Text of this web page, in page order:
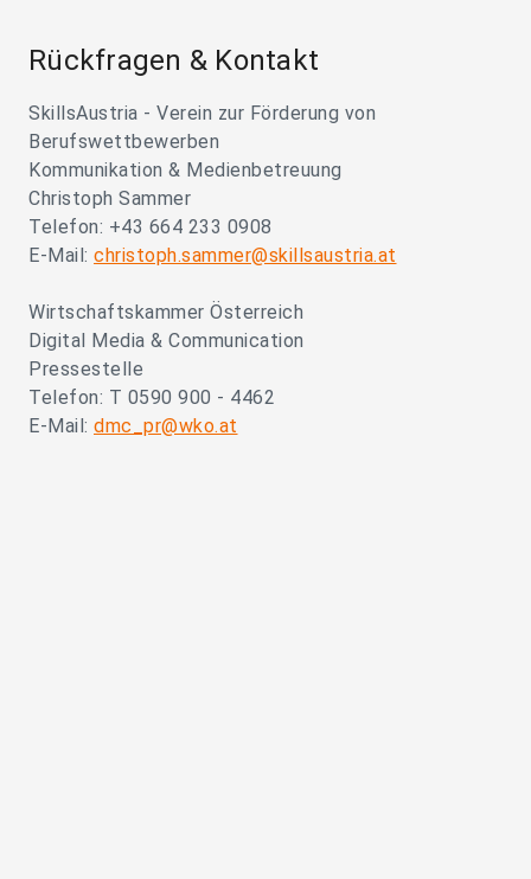
Rückfragen & Kontakt
SkillsAustria - Verein zur Förderung von
Berufswettbewerben
Kommunikation & Medienbetreuung
Christoph Sammer
Telefon: +43 664 233 0908
E-Mail: christoph.sammer@skillsaustria.at
Wirtschaftskammer Österreich
Digital Media & Communication
Pressestelle
Telefon: T 0590 900 - 4462
E-Mail: dmc_pr@wko.at